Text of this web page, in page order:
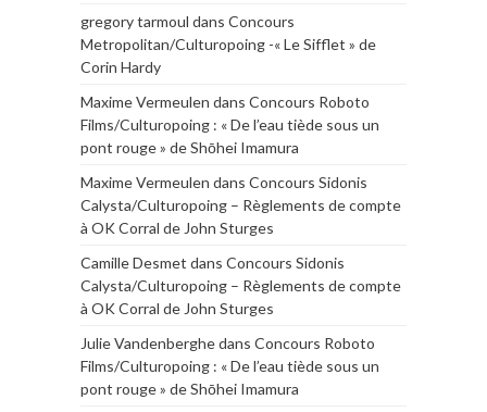
gregory tarmoul dans Concours
Metropolitan/Culturopoing -« Le Sifflet » de
Corin Hardy
Maxime Vermeulen dans Concours Roboto
Films/Culturopoing : « De l’eau tiède sous un
pont rouge » de Shōhei Imamura
Maxime Vermeulen dans Concours Sidonis
Calysta/Culturopoing – Règlements de compte
à OK Corral de John Sturges
Camille Desmet dans Concours Sidonis
Calysta/Culturopoing – Règlements de compte
à OK Corral de John Sturges
Julie Vandenberghedans Concours Roboto
Films/Culturopoing : « De l’eau tiède sous un
pont rouge » de Shōhei Imamura